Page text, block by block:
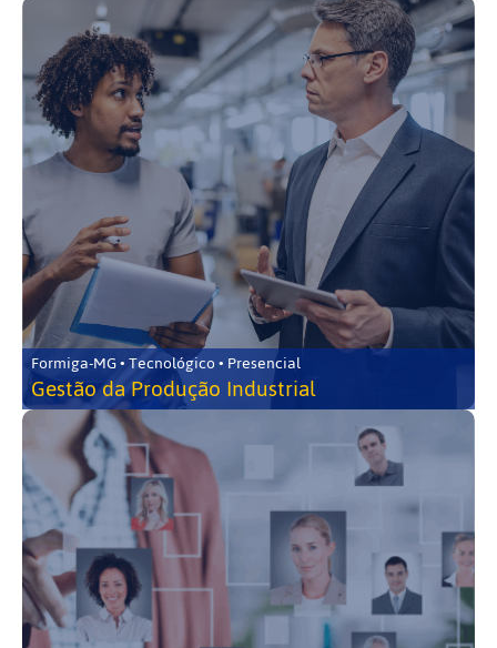
Formiga-MG • Tecnológico • Presencial
Gestão da Produção Industrial